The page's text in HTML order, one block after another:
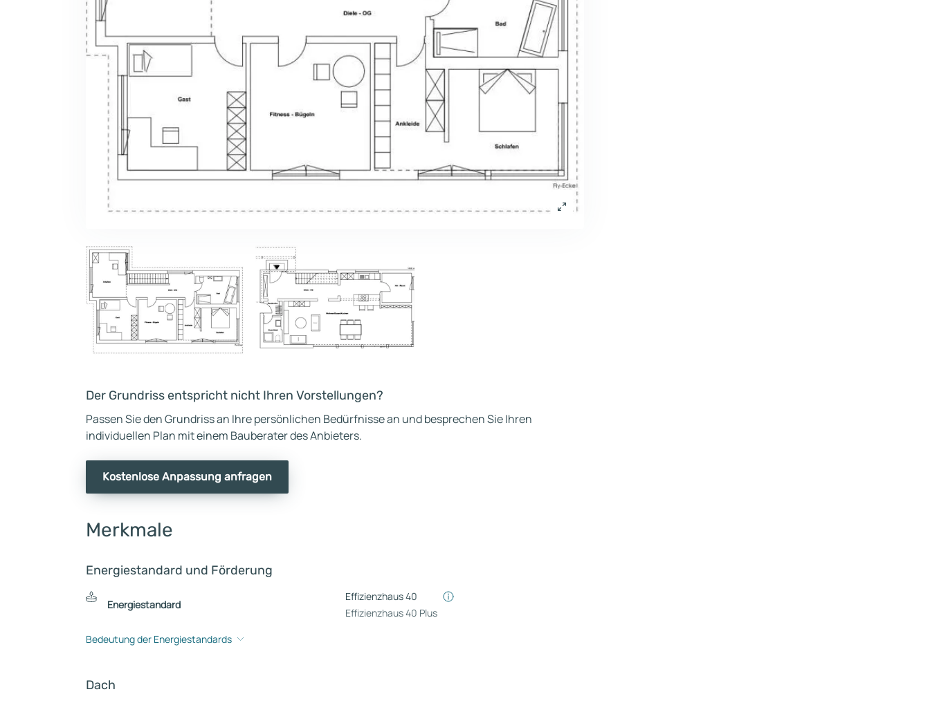
Der Grundriss entspricht nicht Ihren Vorstellungen?
Passen Sie den Grundriss an Ihre persönlichen Bedürfnisse an und besprechen Sie Ihren
individuellen Plan mit einem Bauberater des Anbieters.
Kostenlose Anpassung anfragen
Merkmale
Energiestandard und Förderung
Energiestandard
Effizienzhaus 40
Effizienzhaus 40 Plus
Bedeutung der Energiestandards
Dach